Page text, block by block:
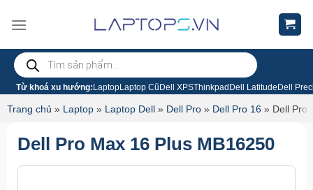
đến
dungTìm
kiếm
sản
phẩm
Từ khoá xu hướng: LaptopLaptop Cũ Dell XPSThinkpad Dell Latitude Dell
Trang chủ » Laptop » Laptop Dell » Dell Pro » Dell Pro 16 » Dell Pro
Dell Pro Max 16 Plus MB16250